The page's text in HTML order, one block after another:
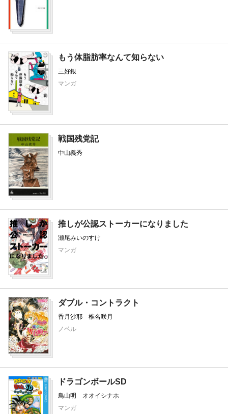
もう体脂肪率なんて知らない
三好銀
マンガ
戦国残党記
中山義秀
推しが公認ストーカーになりました
瀬尾みいのすけ
マンガ
ダブル・コントラクト
香月沙耶 椎名咲月
ノベル
ドラゴンボールSD
鳥山明 オオイシナホ
マンガ